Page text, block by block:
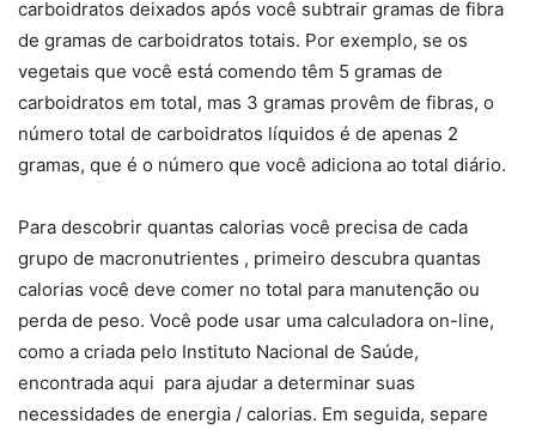
carboidratos deixados após você subtrair gramas de fibra
de gramas de carboidratos totais. Por exemplo, se os
vegetais que você está comendo têm 5 gramas de
carboidratos em total, mas 3 gramas provêm de fibras, o
número total de carboidratos líquidos é de apenas 2
gramas, que é o número que você adiciona ao total diário.
Para descobrir quantas calorias você precisa de cada
grupo de macronutrientes , primeiro descubra quantas
calorias você deve comer no total para manutenção ou
perda de peso. Você pode usar uma calculadora on-line,
como a criada pelo Instituto Nacional de Saúde,
encontrada aqui para ajudar a determinar suas
necessidades de energia / calorias. Em seguida, separe